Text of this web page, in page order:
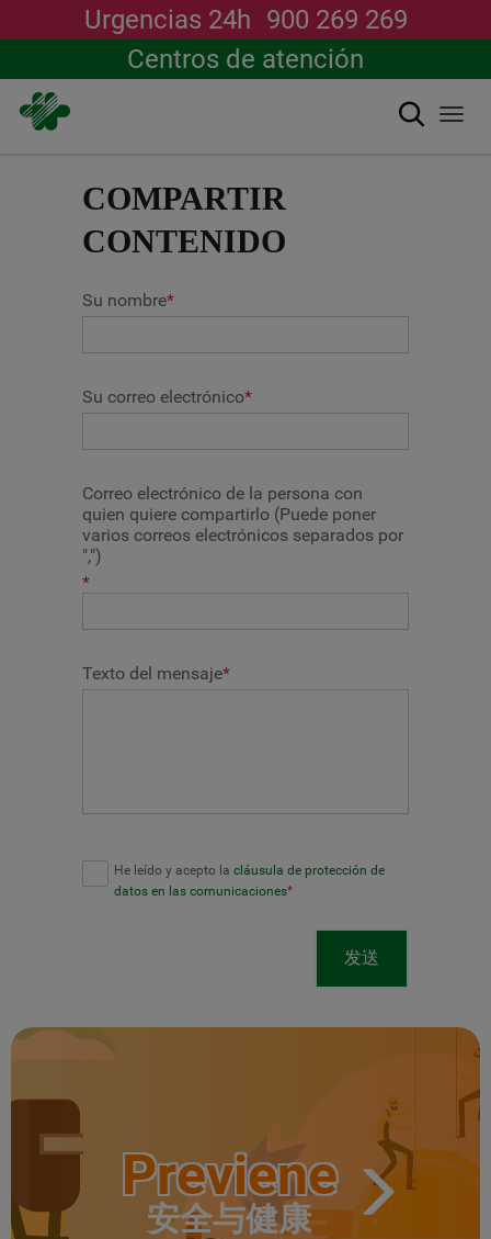
Urgencias 24h 900 269 269
Centros de atención
搜索
COMPARTIR
CONTENIDO
Su nombre*
Su correo electrónico*
Correo electrónico de la persona con
quien quiere compartirlo (Puede poner
varios correos electrónicos separados por
",")
*
Texto del mensaje*
He leído y acepto la cláusula de protección de
datos en las comunicaciones*
发送
Previene
安全与健康